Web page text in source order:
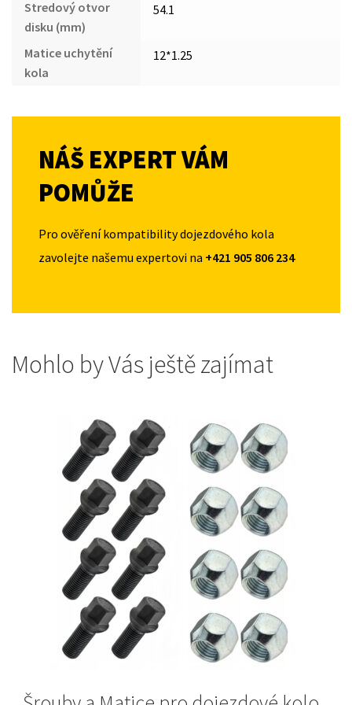
Stredový otvor
disku (mm)
54.1
Matice uchytění
kola
12*1.25
NÁŠ EXPERT VÁM
POMŮŽE
Pro ověření kompatibility dojezdového kola
zavolejte našemu expertovi na +421 905 806 234
Mohlo by Vás ještě zajímat